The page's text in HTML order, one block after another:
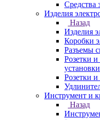
Средства
Изделия
Назад
Изделия
Коробки
Разъемы
Розетки
установки
Розетки
Инструмент и
Назад